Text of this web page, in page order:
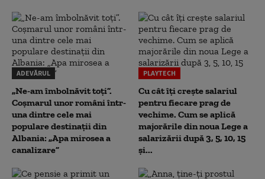
ADEVĂRUL
„Ne-am îmbolnăvit toți”.
Coșmarul unor români într-
una dintre cele mai
populare destinații din
Albania: „Apa mirosea a
canalizare”
PLAYTECH
Cu cât îți crește salariul
pentru fiecare prag de
vechime. Cum se aplică
majorările din noua Lege a
salarizării după 3, 5, 10, 15
și...